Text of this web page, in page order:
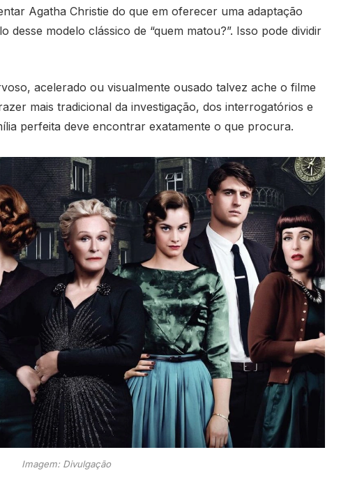
Agatha Christie do que em oferecer uma adaptação
desse modelo clássico de “quem matou?”. Isso pode dividir
acelerado ou visualmente ousado talvez ache o filme
mais tradicional da investigação, dos interrogatórios e
perfeita deve encontrar exatamente o que procura.
Imagem: Divulgação